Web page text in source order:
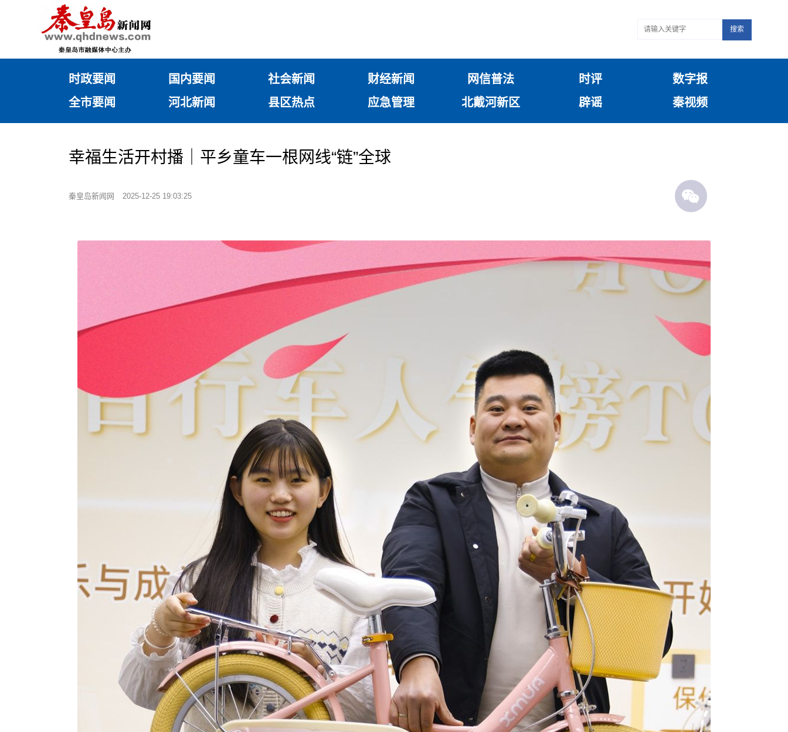
搜索
时政要闻 国内要闻 社会新闻 财经新闻 网信普法 时评
数字报
全市要闻
河北新闻 县区热点 应急管理 北戴河新区 辟谣 秦视频
幸福生活开村播｜平乡童车一根网线“链”全球
秦皇岛新闻网 2025-12-25 19:03:25